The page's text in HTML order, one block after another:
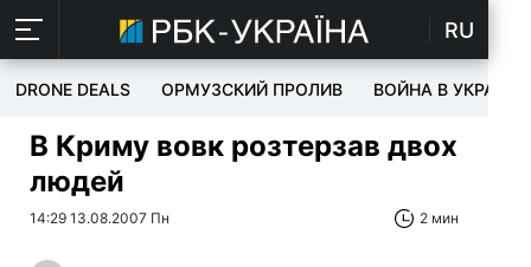
RU
DRONE DEALS ОРМУЗСКИЙ ПРОЛИВ ВОЙНА В УКРАИНЕ
В Криму вовк розтерзав двох
людей
14:29 13.08.2007 Пн 2 мин